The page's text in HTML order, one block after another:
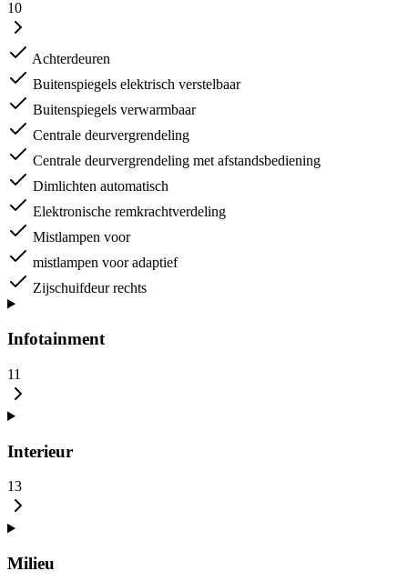
10
Achterdeuren
Buitenspiegels elektrisch verstelbaar
Buitenspiegels verwarmbaar
Centrale deurvergrendeling
Centrale deurvergrendeling met afstandsbediening
Dimlichten automatisch
Elektronische remkrachtverdeling
Mistlampen voor
mistlampen voor adaptief
Zijschuifdeur rechts
Infotainment
11
Interieur
13
Milieu